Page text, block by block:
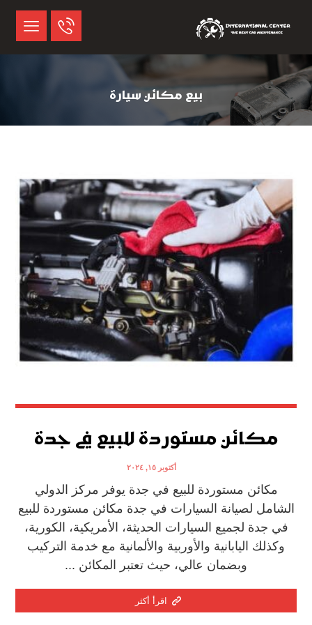
بيع مكائن سيارة
مكائن مستوردة للبيع في جدة
أكتوبر ١٥, ٢٠٢٤
مكائن مستوردة للبيع في جدة يوفر مركز الدولي
الشامل لصيانة السيارات في جدة مكائن مستوردة للبيع
في جدة لجميع السيارات الحديثة، الأمريكية، الكورية،
وكذلك اليابانية والأوربية والألمانية مع خدمة التركيب
وبضمان عالي، حيث تعتبر المكائن ...
اقرأ أكثر